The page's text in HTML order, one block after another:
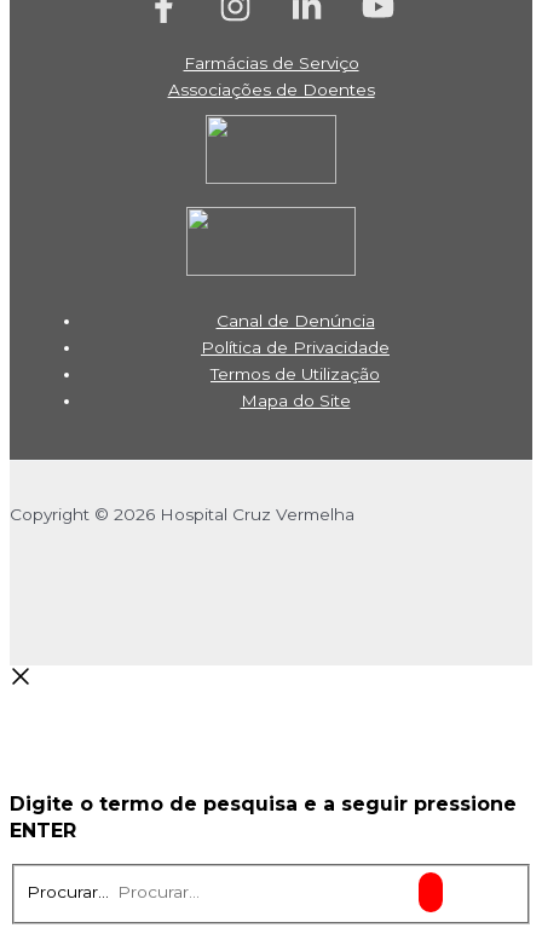
Farmácias de Serviço
Associações de Doentes
Canal de Denúncia
Política de Privacidade
Termos de Utilização
Mapa do Site
Copyright © 2026 Hospital Cruz Vermelha
Digite o termo de pesquisa e a seguir pressione
ENTER
Procurar...